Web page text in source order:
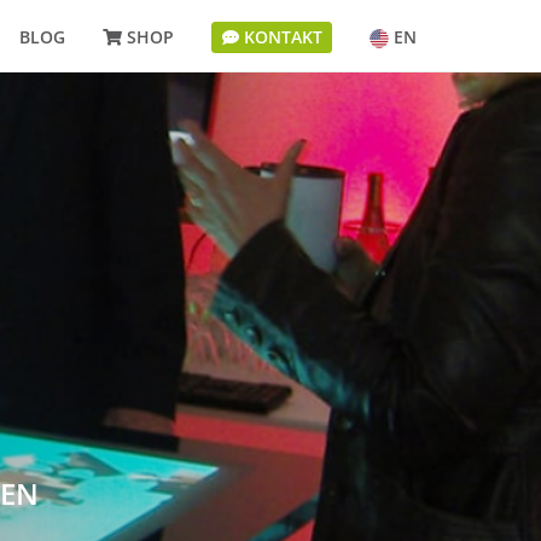
BLOG SHOP KONTAKT EN